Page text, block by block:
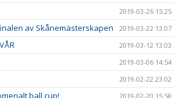
2019-03-26 15:25
av Skånemästerskapen 2019-03-22 13:07
2019-03-12 13:03
2019-03-06 14:54
2019-02-22 23:02
ball cup! 2019-02-20 15:58